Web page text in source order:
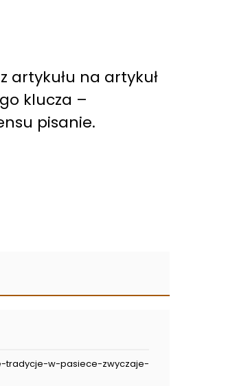
artykułu na artykuł
klucza –
pisanie.
tradycje-w-pasiece-zwyczaje-